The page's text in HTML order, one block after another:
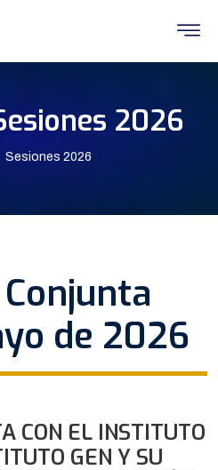
2026
Sesiones 2026
de 2026
CON EL INSTITUTO
GEN Y SU